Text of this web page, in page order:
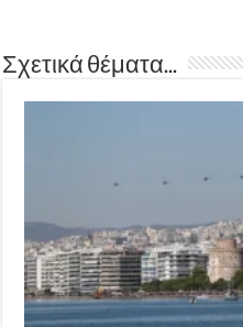
Σχετικά θέματα...